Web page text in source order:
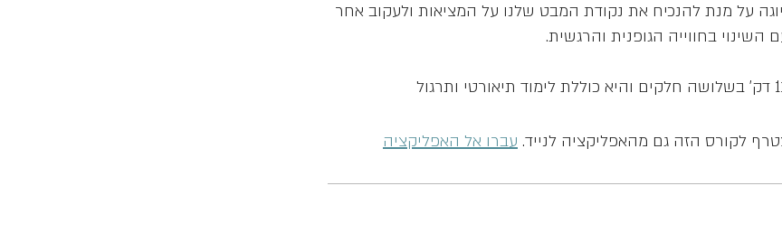
על מנת להנכיח את נקודת המבט שלנו על המציאות ולעקוב אחר
לקורס הזה גם מהאפליקציה לנייד. עברו אל האפליקציה